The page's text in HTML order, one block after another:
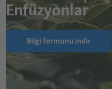
Enfüzyonlar
Bilgi formunu indir